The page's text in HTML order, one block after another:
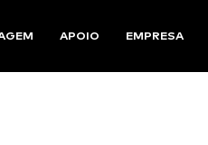
APOIO EMPRESA